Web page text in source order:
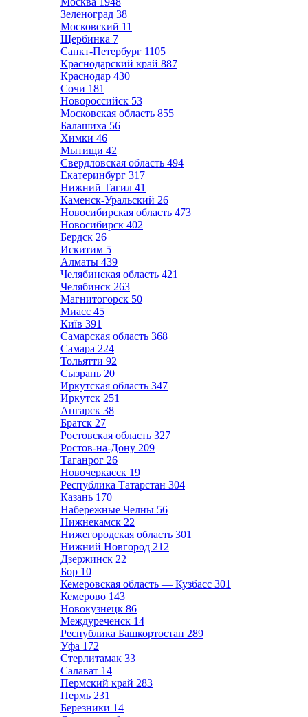
Зеленоград 38
Московский 11
Щербинка 7
Санкт-Петербург 1105
Краснодарский край 887
Краснодар 430
Сочи 181
Новороссийск 53
Московская область 855
Балашиха 56
Химки 46
Мытищи 42
Свердловская область 494
Екатеринбург 317
Нижний Тагил 41
Каменск-Уральский 26
Новосибирская область 473
Новосибирск 402
Бердск 26
Искитим 5
Алматы 439
Челябинская область 421
Челябинск 263
Магнитогорск 50
Миасс 45
Київ 391
Самарская область 368
Самара 224
Тольятти 92
Сызрань 20
Иркутская область 347
Иркутск 251
Ангарск 38
Братск 27
Ростовская область 327
Ростов-на-Дону 209
Таганрог 26
Новочеркасск 19
Республика Татарстан 304
Казань 170
Набережные Челны 56
Нижнекамск 22
Нижегородская область 301
Нижний Новгород 212
Дзержинск 22
Бор 10
Кемеровская область — Кузбасс 301
Кемерово 143
Новокузнецк 86
Междуреченск 14
Республика Башкортостан 289
Уфа 172
Стерлитамак 33
Салават 14
Пермский край 283
Пермь 231
Березники 14